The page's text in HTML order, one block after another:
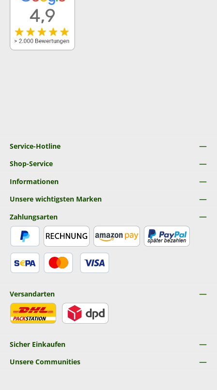
Service-Hotline
Shop-Service
Informationen
Unsere wichtigsten Marken
Sicher Einkaufen
Unsere Communities
Zahlungsarten
Versandarten